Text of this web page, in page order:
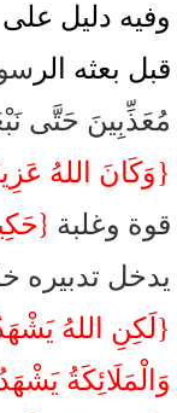
وفيه دليل
قبل بعثه الر
مُعَذِّبِينَ حَتَّى
{وَكَانَ اللهُ
قوة وغلبة {
يدخل تدبيره
{لَكِنِ اللهُ
وَالْمَلَائِكَةُ